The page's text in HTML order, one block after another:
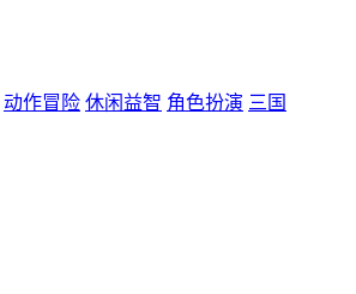
动作冒险 休闲益智 角色扮演 三国